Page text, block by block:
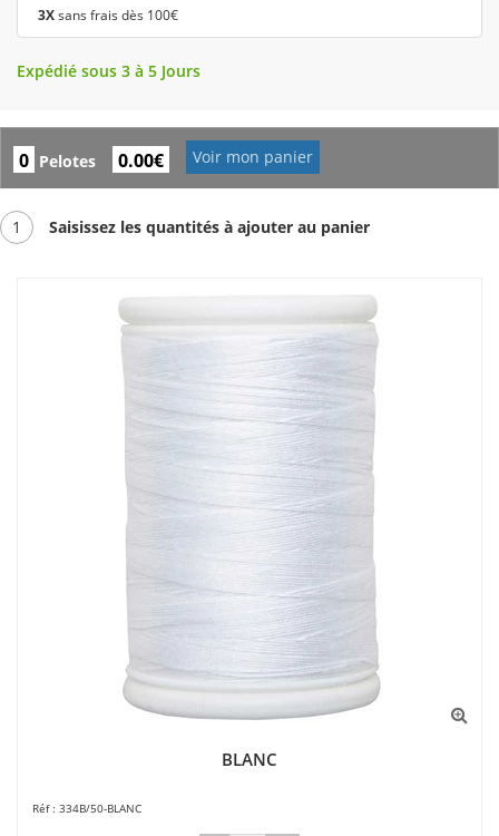
3Xsans frais dès 100€
Expédié sous 3 à 5 Jours
0 Pelotes 0.00€ Voir mon panier
1 Saisissez les quantités à ajouter au panier
BLANC
334B/50-BLANC